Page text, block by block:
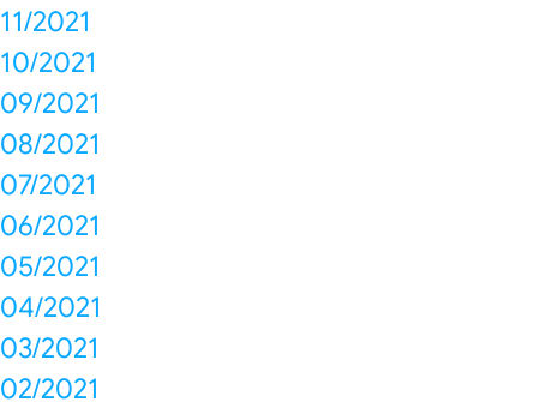
11/2021
10/2021
09/2021
08/2021
07/2021
06/2021
05/2021
04/2021
03/2021
02/2021